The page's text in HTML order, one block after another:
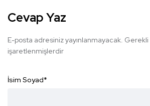
Cevap Yaz
E-posta adresiniz yayınlanmayacak. Gerekli
işaretlenmişlerdir
İsim Soyad*